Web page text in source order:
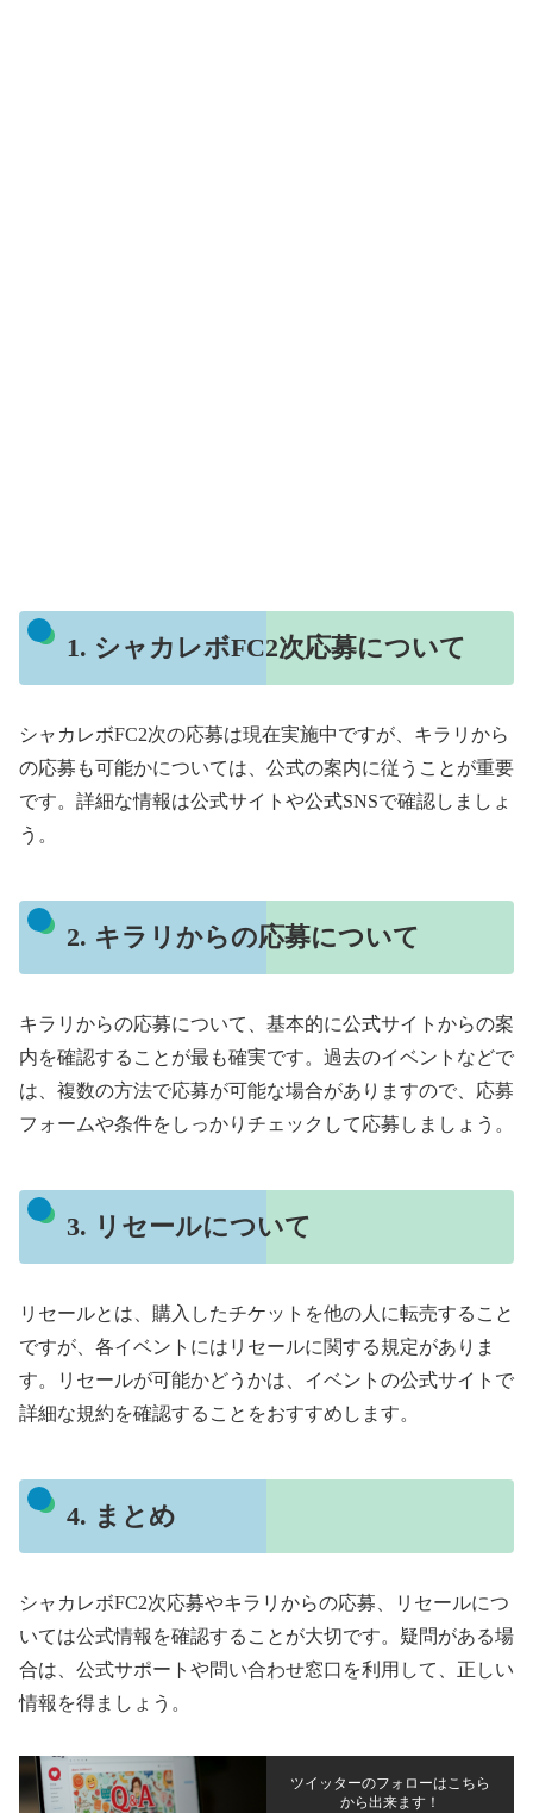
1. シャカレボFC2次応募について
シャカレボFC2次の応募は現在実施中ですが、キラリから
の応募も可能かについては、公式の案内に従うことが重要
です。詳細な情報は公式サイトや公式SNSで確認しましょ
う。
2. キラリからの応募について
キラリからの応募について、基本的に公式サイトからの案
内を確認することが最も確実です。過去のイベントなどで
は、複数の方法で応募が可能な場合がありますので、応募
フォームや条件をしっかりチェックして応募しましょう。
3. リセールについて
リセールとは、購入したチケットを他の人に転売すること
ですが、各イベントにはリセールに関する規定がありま
す。リセールが可能かどうかは、イベントの公式サイトで
詳細な規約を確認することをおすすめします。
4. まとめ
シャカレボFC2次応募やキラリからの応募、リセールにつ
いては公式情報を確認することが大切です。疑問がある場
合は、公式サポートや問い合わせ窓口を利用して、正しい
情報を得ましょう。
ツイッターのフォローはこちら
から出来ます！